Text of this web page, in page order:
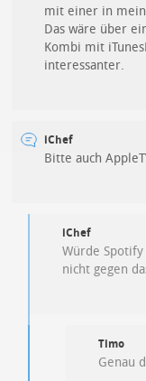
mit einer in
Das wäre über
Kombi mit
interessanter.
iChef
Bitte auch
iChef
Würde
nicht gegen
Timo
Genau